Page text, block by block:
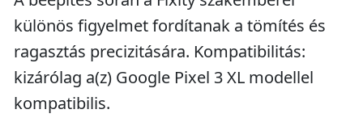
különös figyelmet fordítanak a tömítés és
ragasztás precizitására. Kompatibilitás:
kizárólag a(z) Google Pixel 3 XL modellel
kompatibilis.